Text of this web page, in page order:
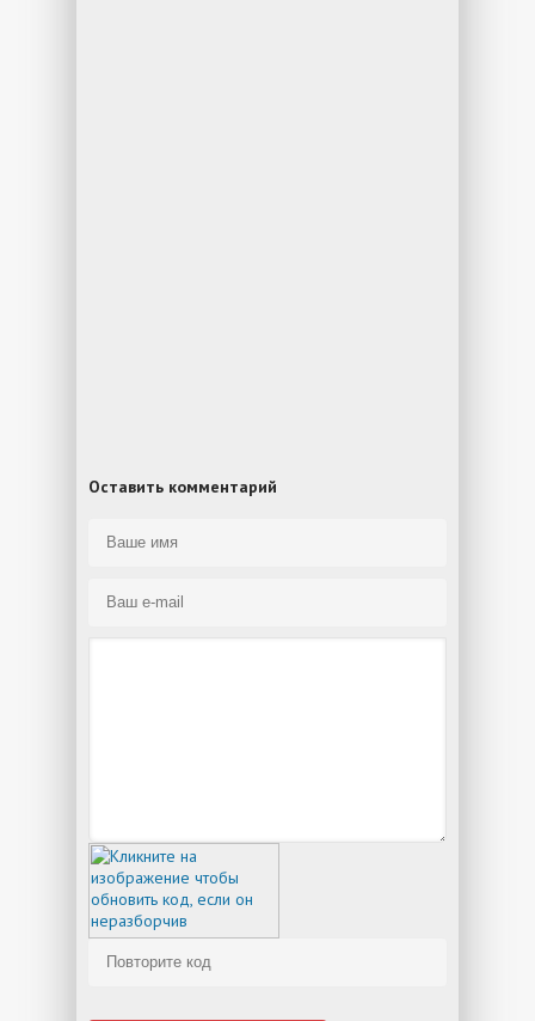
Оставить комментарий